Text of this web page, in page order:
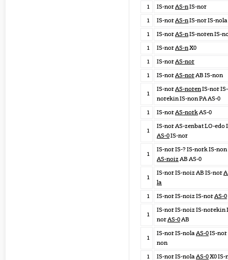
1 IS-norAS-nIS-nor
1
IS-norAS-nIS-nor IS-nola
1
IS-norAS-nIS-noren IS-
1
IS-norAS-nX0
1
IS-norAS-nor
1
IS-norAS-norAB IS-non
1
IS-norAS-norenIS-nor IS-
norekin IS-non PA AS-0
1
IS-norAS-norkAS-0
1
IS-nor AS-zenbat LO-edo
AS-0IS-nor
1
IS-nor IS-? IS-nork IS-non
AS-noiz AB AS-0
1
IS-nor IS-noiz AB IS-nor
la
1
IS-nor IS-noiz IS-norAS-0
1
IS-nor IS-noiz IS-norekin
norAS-0AB
1
IS-nor IS-nolaAS-0IS-nor
non
1
IS-nor IS-nolaAS-0X0 IS-